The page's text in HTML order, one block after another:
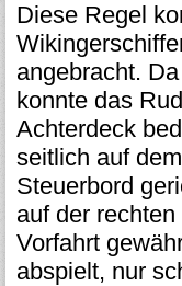
Diese Regel
angebracht.
konnte das
Achterdeck
seitlich auf
Steuerbord
auf der
Vorfahrt
abspielt, nur